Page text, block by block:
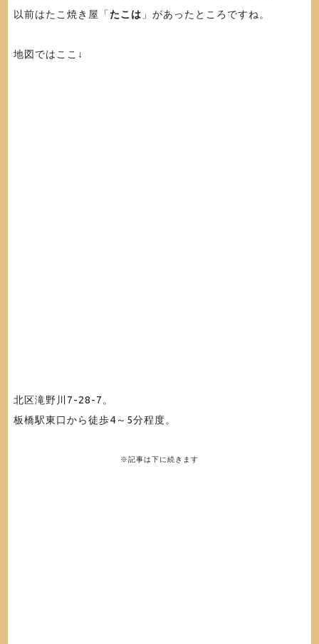
以前はたこ焼き屋「たこは 」があったところですね。
地図ではここ↓
北区滝野川7-28-7。
板橋駅東口から徒歩4～5分程度。
※記事は下に続きます